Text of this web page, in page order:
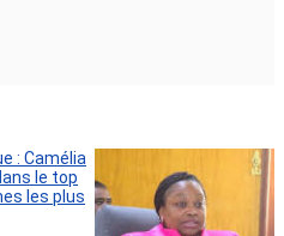
: Camélia
le top
les plus